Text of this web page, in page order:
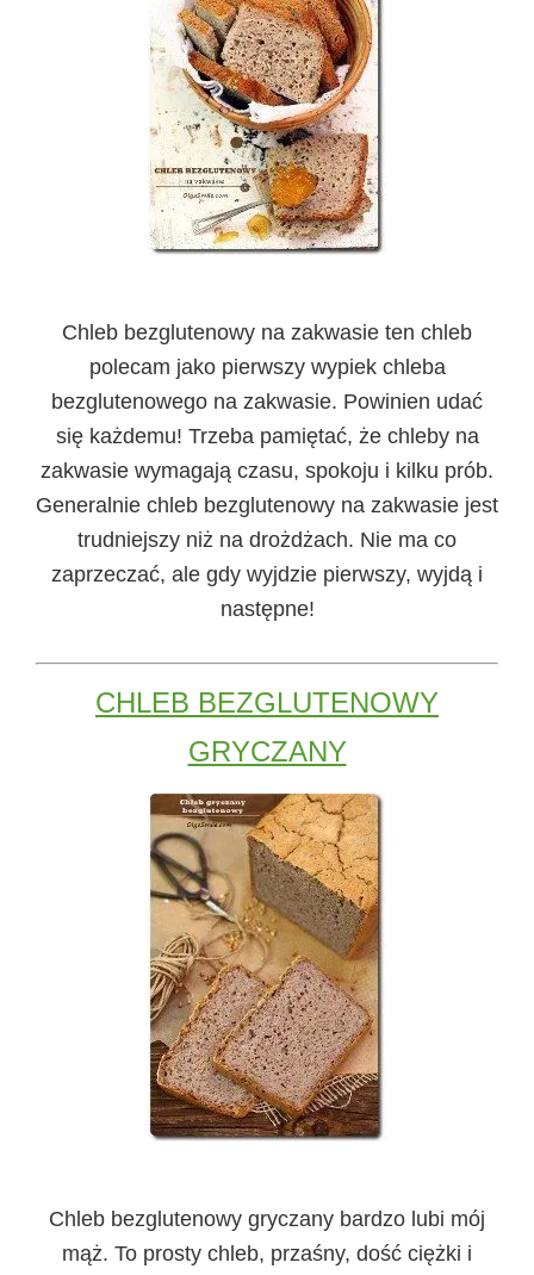
Chleb bezglutenowy na zakwasie ten chleb
polecam jako pierwszy wypiek chleba
bezglutenowego na zakwasie. Powinien udać
się każdemu! Trzeba pamiętać, że chleby na
zakwasie wymagają czasu, spokoju i kilku prób.
Generalnie chleb bezglutenowy na zakwasie jest
trudniejszy niż na drożdżach. Nie ma co
zaprzeczać, ale gdy wyjdzie pierwszy, wyjdą i
następne!
CHLEB BEZGLUTENOWY
GRYCZANY
Chleb bezglutenowy gryczany bardzo lubi mój
mąż. To prosty chleb, przaśny, dość ciężki i